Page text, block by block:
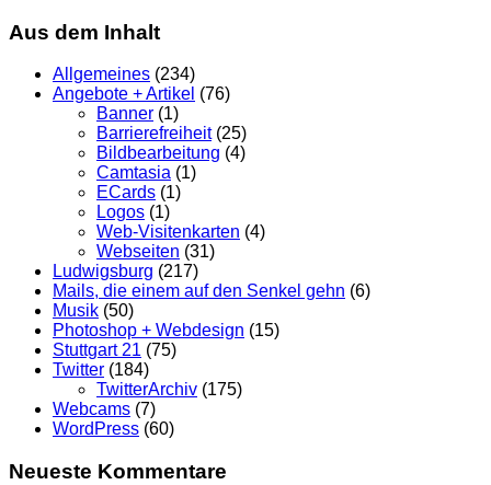
Aus dem Inhalt
Allgemeines (234)
Angebote + Artikel (76)
Banner (1)
Barrierefreiheit(25)
Bildbearbeitung (4)
Camtasia (1)
ECards (1)
Logos (1)
Web-Visitenkarten (4)
Webseiten (31)
Ludwigsburg (217)
Mails, die einem auf den Senkel gehn (6)
Musik (50)
Photoshop + Webdesign (15)
Stuttgart 21 (75)
Twitter (184)
TwitterArchiv (175)
Webcams (7)
WordPress (60)
Neueste Kommentare